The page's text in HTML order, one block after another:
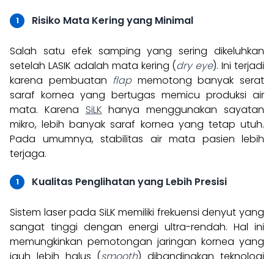
Risiko Mata Kering yang Minimal
Salah satu efek samping yang sering dikeluhkan
setelah LASIK adalah mata kering (dry eye). Ini terjadi
karena pembuatan flapmemotong banyak serat
saraf kornea yang bertugas memicu produksi air
mata. Karena SiLK hanya menggunakan sayatan
mikro, lebih banyak saraf kornea yang tetap utuh.
Pada umumnya, stabilitas air mata pasien lebih
terjaga.
Kualitas Penglihatan yang Lebih Presisi
Sistem laser pada SiLK memiliki frekuensi denyut yang
sangat tinggi dengan energi ultra-rendah. Hal ini
memungkinkan pemotongan jaringan kornea yang